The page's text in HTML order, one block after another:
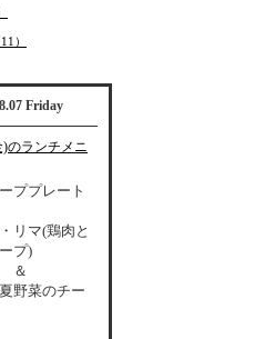
）
Friday
)のランチメニ
ププレート
リマ(鶏肉と
プ)
野菜のチー